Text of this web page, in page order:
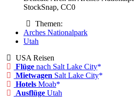
StockSnap, CC0
Themen:
Arches Nationalpark
Utah
USA Reisen
Flüge nach Salt Lake City
Mietwagen Salt Lake City
Hotels Moab
Ausflüge Utah